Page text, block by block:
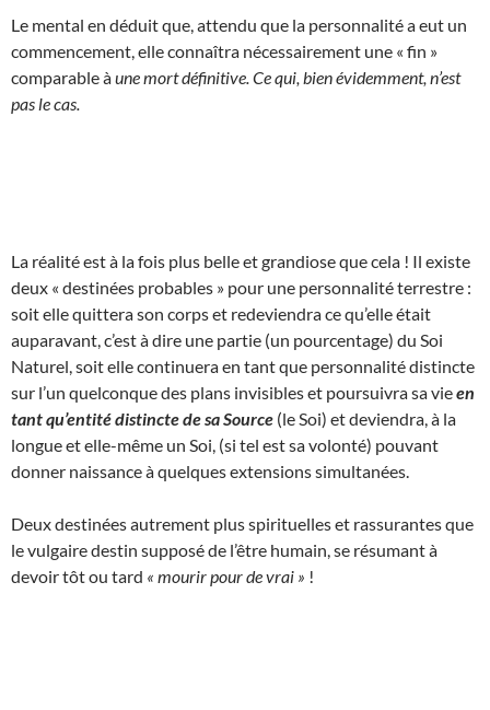
Le mental en déduit que, attendu que la personnalité a eut un
commencement, elle connaîtra nécessairement une « fin »
comparable àune mort définitive. Ce qui, bien évidemment, n’est
pas le cas.
La réalité est à la fois plus belle et grandiose que cela ! Il existe
deux « destinées probables » pour une personnalité terrestre :
soit elle quittera son corps et redeviendra ce qu’elle était
auparavant, c’est à dire une partie (un pourcentage) du Soi
Naturel, soit elle continuera en tant que personnalité distincte
sur l’un quelconque des plans invisibles et poursuivra sa vieen
tant qu’entité distincte de sa Source (le Soi) et deviendra, à la
longue et elle-même un Soi, (si tel est sa volonté) pouvant
donner naissance à quelques extensions simultanées.
Deux destinées autrement plus spirituelles et rassurantes que
le vulgaire destin supposé de l’être humain, se résumant à
devoir tôt ou tard « mourir pour de vrai » !